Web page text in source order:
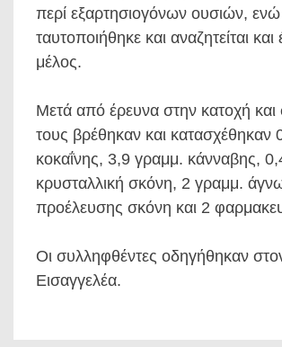
περί εξαρτησιογόνων ουσιών, ενώ
ταυτοποιήθηκε και αναζητείται
μέλος.
Μετά από έρευνα στην κατοχή και
τους βρέθηκαν και κατασχέθηκαν
κοκαΐνης, 3,9 γραμμ. κάνναβης,
κρυσταλλική σκόνη, 2 γραμμ.
προέλευσης σκόνη και 2
Οι συλληφθέντες οδηγήθηκαν
Εισαγγελέα.